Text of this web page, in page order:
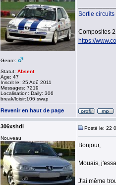
Genre:
Statut: Absent
Age: 47
Inscrit le: 25 Aoû 2011
Messages: 7219
Localisation: Daily: 306
break/loisir:106 swap
Sortie circuits
Composites
https://
Revenir en haut de page
306xshdi
Nouveau
Posté le: 22
Bonjour,
Mouais,
J'ai même